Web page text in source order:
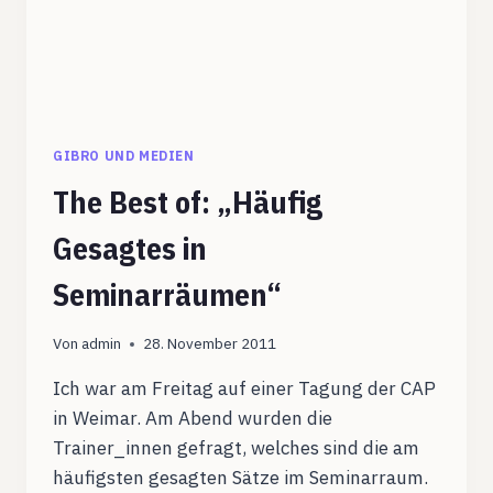
GIBRO UND MEDIEN
The Best of: „Häufig
Gesagtes in
Seminarräumen“
Von admin 28. November 2011
Ich war am Freitag auf einer Tagung der CAP
in Weimar. Am Abend wurden die
Trainer_innen gefragt, welches sind die am
häufigsten gesagten Sätze im Seminarraum.